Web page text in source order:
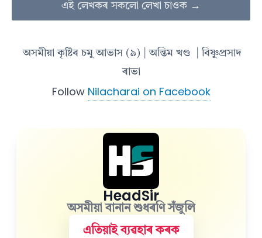
এই লেখকৰ সকলো লেখা চাওক →
অসমীয়া কৃষ্টিৰ চমু আভাস (৯) | অন্তিম খণ্ড
| বিষ্ণুপ্ৰসাদ
ৰাভা
Follow Nilacharai on Facebook
HeadSir
অসমীয়া বানান শুধৰণি সঁজুলি
এতিয়াই ব্যৱহাৰ কৰক